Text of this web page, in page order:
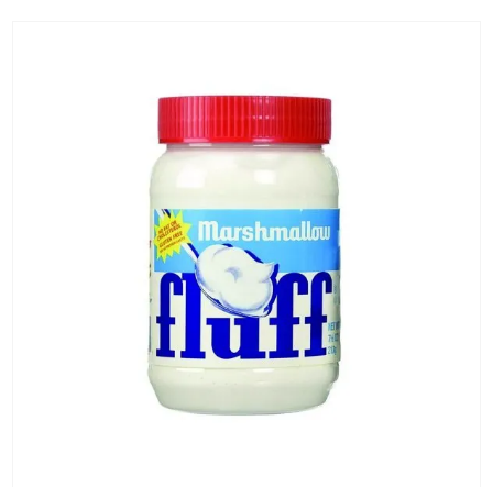
KG) –
CONSEGNA
IN 24/48
ORE AD
ECCEZIONE
DI ALCUNE